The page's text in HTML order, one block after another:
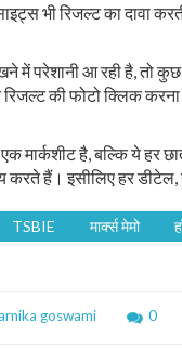
भी रिजल्ट का दावा
में परेशानी आ रही है, तो कुछ
की फोटो क्लिक
मार्कशीट है, बल्कि ये हर
करते हैं। इसीलिए हर
TSBIE मार्क्स मेमो
goswami 0